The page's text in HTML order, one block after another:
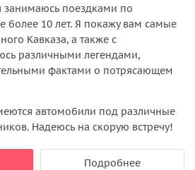
занимаюсь поездками по
более 10 лет. Я покажу вам самые
Кавказа, а также с
различными легендами,
фактами о потрясающем
автомобили под различные
Надеюсь на скорую встречу!
Подробнее